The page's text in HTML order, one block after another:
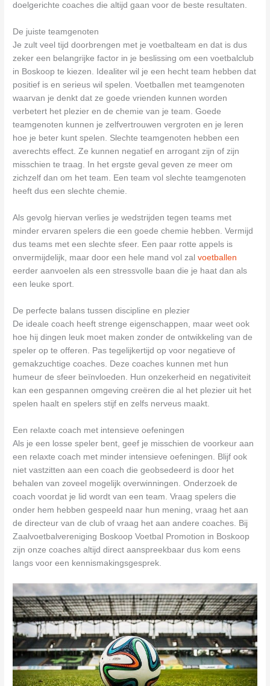
doelgerichte coaches die altijd gaan voor de beste resultaten.
De juiste teamgenoten
Je zult veel tijd doorbrengen met je voetbalteam en dat is dus
zeker een belangrijke factor in je beslissing om een voetbalclub
in Boskoop te kiezen. Idealiter wil je een hecht team hebben dat
positief is en serieus wil spelen. Voetballen met teamgenoten
waarvan je denkt dat ze goede vrienden kunnen worden
verbetert het plezier en de chemie van je team. Goede
teamgenoten kunnen je zelfvertrouwen vergroten en je leren
hoe je beter kunt spelen. Slechte teamgenoten hebben een
averechts effect. Ze kunnen negatief en arrogant zijn of zijn
misschien te traag. In het ergste geval geven ze meer om
zichzelf dan om het team. Een team vol slechte teamgenoten
heeft dus een slechte chemie.
Als gevolg hiervan verlies je wedstrijden tegen teams met
minder ervaren spelers die een goede chemie hebben. Vermijd
dus teams met een slechte sfeer. Een paar rotte appels is
onvermijdelijk, maar door een hele mand vol zalvoetballen
eerder aanvoelen als een stressvolle baan die je haat dan als
een leuke sport.
De perfecte balans tussen discipline en plezier
De ideale coach heeft strenge eigenschappen, maar weet ook
hoe hij dingen leuk moet maken zonder de ontwikkeling van de
speler op te offeren. Pas tegelijkertijd op voor negatieve of
gemakzuchtige coaches. Deze coaches kunnen met hun
humeur de sfeer beïnvloeden. Hun onzekerheid en negativiteit
kan een gespannen omgeving creëren die al het plezier uit het
spelen haalt en spelers stijf en zelfs nerveus maakt.
Een relaxte coach met intensieve oefeningen
Als je een losse speler bent, geef je misschien de voorkeur aan
een relaxte coach met minder intensieve oefeningen. Blijf ook
niet vastzitten aan een coach die geobsedeerd is door het
behalen van zoveel mogelijk overwinningen. Onderzoek de
coach voordat je lid wordt van een team. Vraag spelers die
onder hem hebben gespeeld naar hun mening, vraag het aan
de directeur van de club of vraag het aan andere coaches. Bij
Zaalvoetbalvereniging Boskoop Voetbal Promotion in Boskoop
zijn onze coaches altijd direct aanspreekbaar dus kom eens
langs voor een kennismakingsgesprek.